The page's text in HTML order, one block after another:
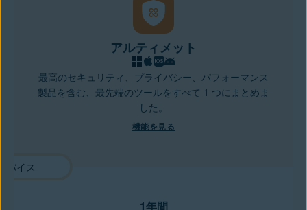
アルティメット
最高のセキュリティ、プライバシー、パフォーマンス
製品を含む、最先端のツールをすべて 1 つにまとめま
した。
機能を見る
1年間